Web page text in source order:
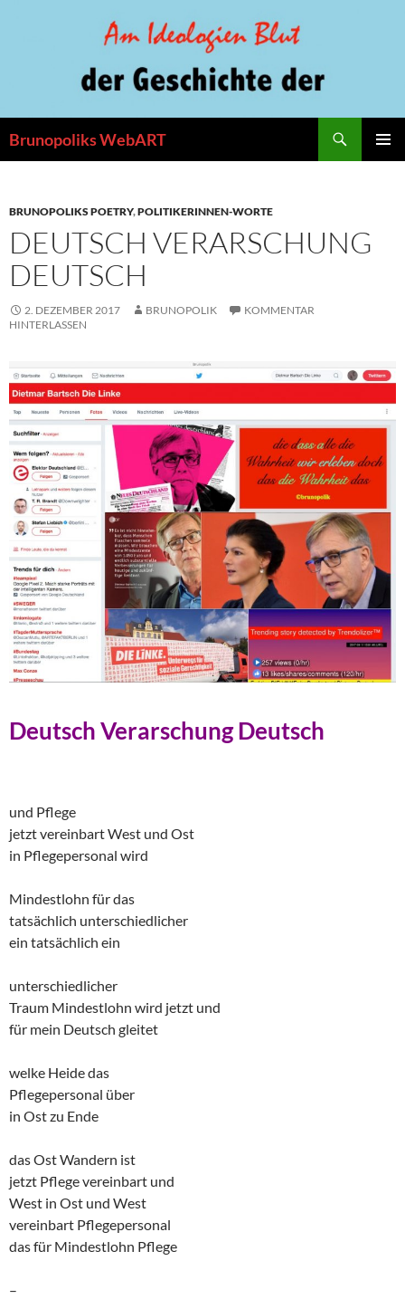
Brunopoliks WebART
BRUNOPOLIKS POETRY,POLITIKERINNEN-WORTE
DEUTSCH VERARSCHUNG
DEUTSCH
2. DEZEMBER 2017 BRUNOPOLIK
KOMMENTAR
HINTERLASSEN
Deutsch Verarschung Deutsch
und Pflege
jetzt vereinbart West und Ost
in Pflegepersonal wird
Mindestlohn für das
tatsächlich unterschiedlicher
ein tatsächlich ein
unterschiedlicher
Traum Mindestlohn wird jetzt und
für mein Deutsch gleitet
welke Heide das
Pflegepersonal über
in Ost zu Ende
das Ost Wandern ist
jetzt Pflege vereinbart und
West in Ost und West
vereinbart Pflegepersonal
das für Mindestlohn Pflege
–